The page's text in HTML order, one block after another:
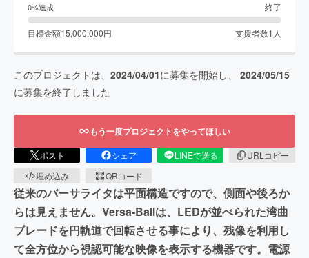
0%達成 終了
目標金額15,000,000円 支援者数1 人
このプロジェクトは、 2024/04/01に募集を開始し、 2024/05/15
に募集を終了しました
もう一度プロジェクトをやってほしい
ポスト シェア LINEで送る
URLコピー
埋め込み
QRコード
従来のバーサライタは平面構造ですので、側面や後ろか
らは見えません。Versa-Ballは、LEDが並べられた湾曲
ブレードを円軌道で回転させる事により、残像を利用し
て全方位から視認可能な映像を表示する機器です。電源